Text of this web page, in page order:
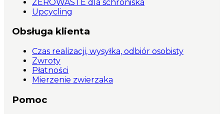
ZEROWASTE dla schroniska
Upcycling
Obsługa klienta
Czas realizacji, wysyłka, odbiór osobisty
Zwroty
Płatności
Mierzenie zwierzaka
Pomoc